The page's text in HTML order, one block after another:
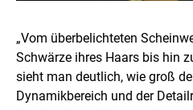
„Vom überbelichteten
Schwärze ihres Haars bis hin
sieht man deutlich, wie groß
Dynamikbereich und der